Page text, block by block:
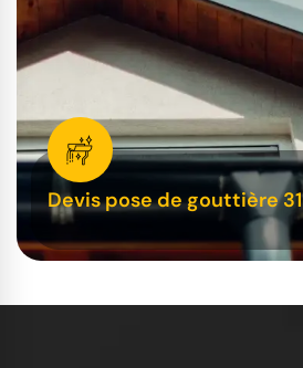
Devis pose de gouttière 31